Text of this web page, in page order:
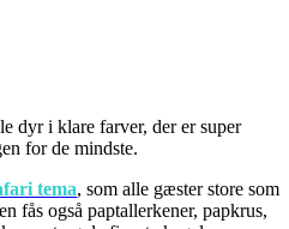
dyr i klare farver, der er super
for de mindste.
tema, som alle gæster store som
fås også paptallerkener, papkrus,